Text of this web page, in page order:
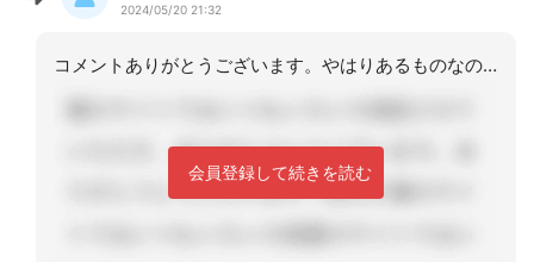
2024/05/20 21:32
コメントありがとうございます。やはりあるものなのですね。条件は今のところよりよく
会員登録して続きを読む